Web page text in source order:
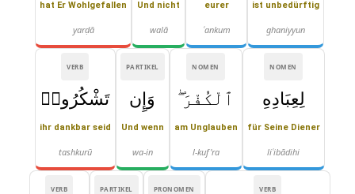
ist unbedürftig
ghaniyyun
eurer
ʿankum
Und nicht
walā
hat Er Wohlgefallen
yarḍā
NOMEN
لِعِبَادِهِ
für Seine Diener
liʿibādihi
NOMEN
ٱلْكُفْرَ ۖ
am Unglauben
l-kuf'ra
PARTIKEL
وَإِن
Und wenn
wa-in
VERB
تَشْكُرُوا۟
ihr dankbar seid
tashkurū
VERB
PRONOMEN
PARTIKEL
VERB